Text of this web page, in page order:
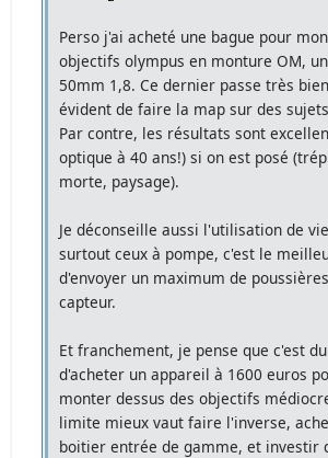
Perso j'ai acheté une bague pour
objectifs olympus en monture OM,
50mm 1,8. Ce dernier passe très
évident de faire la map sur des
Par contre, les résultats sont
optique à 40 ans!) si on est posé
morte, paysage).
Je déconseille aussi l'utilisation de
surtout ceux à pompe, c'est le
d'envoyer un maximum de
capteur.
Et franchement, je pense que c'est
d'acheter un appareil à 1600 euros
monter dessus des objectifs
limite mieux vaut faire l'inverse,
boitier entrée de gamme, et investir